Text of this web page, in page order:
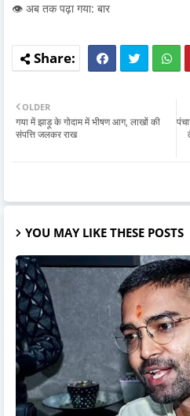
👁️ अब तक पढ़ा गया: बार
OLDER
गया में झाड़ू के गोदाम में भीषण आग, लाखों की
संपत्ति जलकर राख
YOU MAY LIKE THESE POSTS